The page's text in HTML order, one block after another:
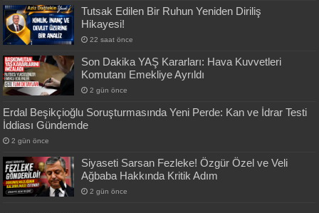
Tutsak Edilen Bir Ruhun Yeniden Diriliş
Hikayesi!
22 saat önce
Son Dakika YAŞ Kararları: Hava Kuvvetleri
Komutanı Emekliye Ayrıldı
2 gün önce
Erdal Beşikçioğlu Soruşturmasında Yeni Perde: Kan ve İdrar Testi
İddiası Gündemde
2 gün önce
Siyaseti Sarsan Fezleke! Özgür Özel ve Veli
Ağbaba Hakkında Kritik Adım
2 gün önce